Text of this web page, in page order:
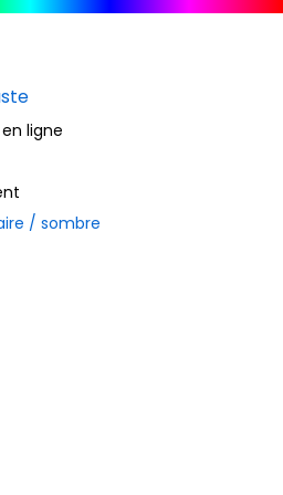
ligne
/ sombre